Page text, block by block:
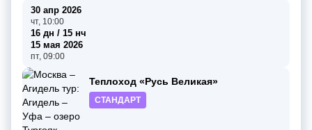
30 апр 2026
чт, 10:00
16 дн / 15 нч
15 мая 2026
пт, 09:00
Теплоход «Русь Великая»
СТАНДАРТ